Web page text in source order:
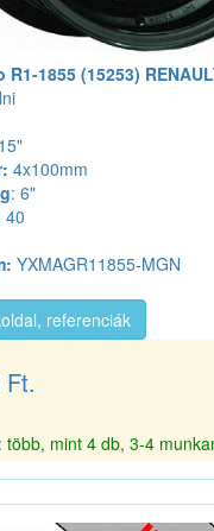
R1-1855 (15253)
15"
4x100mm
: 6"
40
YXMAGR11855-MGN
referenciák
Ft.
több, mint 4 db, 3-4